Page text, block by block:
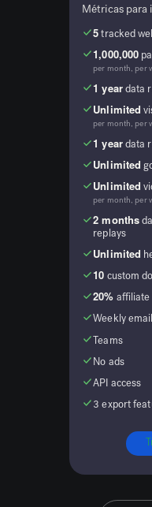
Métricas para
5 tracked
1,000,000
per month, per
1 yeardata
Unlimited
per month, per
1 yeardata
Unlimited
Unlimited
per month, per
2 months
replays
Unlimited
10 custom
20% affiliate
Weekly
Teams
No ads
API access
3 export